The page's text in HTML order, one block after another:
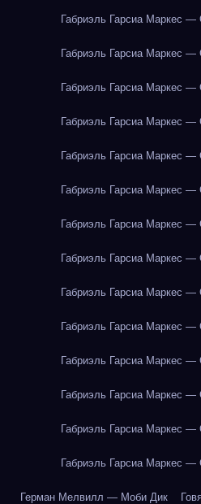
Габриэль Гарсиа Маркес —
Габриэль Гарсиа Маркес —
Габриэль Гарсиа Маркес —
Габриэль Гарсиа Маркес —
Габриэль Гарсиа Маркес —
Габриэль Гарсиа Маркес —
Габриэль Гарсиа Маркес —
Габриэль Гарсиа Маркес —
Габриэль Гарсиа Маркес —
Габриэль Гарсиа Маркес —
Габриэль Гарсиа Маркес —
Габриэль Гарсиа Маркес —
Габриэль Гарсиа Маркес —
Габриэль Гарсиа Маркес —
Герман Мелвилл — Моби Дик